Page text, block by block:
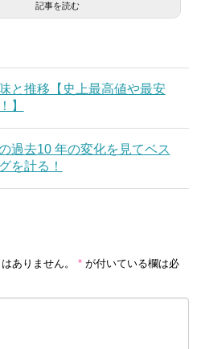
記事を読む
と推移【史上最高値や最安
】
過去10 年の変化を見てベス
を計る！
ありません。 * が付いている欄は必